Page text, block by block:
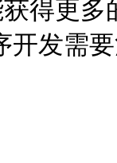
得更
开发需